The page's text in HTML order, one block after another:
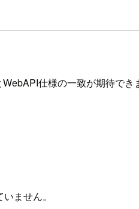
仕様の一致が期待でき
ません。